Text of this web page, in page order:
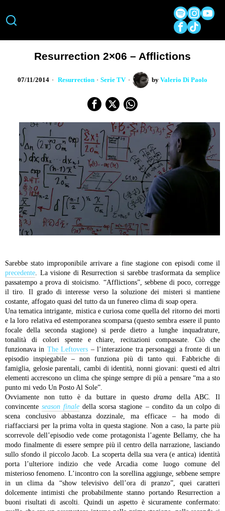
Resurrection 2×06 – Afflictions
07/11/2014 Resurrection · Serie TV by Valerio Di Paolo
Sarebbe stato improponibile arrivare a fine stagione con episodi come il
precedente . La visione di Resurrection si sarebbe trasformata da semplice
passatempo a prova di stoicismo. “Afflictions”, sebbene di poco, corregge
il tiro. Il grado di interesse verso la soluzione dei misteri si mantiene
costante, affogato quasi del tutto da un funereo clima di soap opera.
Una tematica intrigante, mistica e curiosa come quella del ritorno dei morti
e la loro relativa ed estemporanea scomparsa (questo sembra essere il punto
focale della seconda stagione) si perde dietro a lunghe inquadrature,
tonalità di colori spente e chiare, recitazioni compassate. Ciò che
funzionava in The Leftovers – l’interazione tra personaggi a fronte di un
episodio inspiegabile – non funziona più di tanto qui. Fabbriche di
famiglia, gelosie parentali, cambi di identità, nonni giovani: questi ed altri
elementi accrescono un clima che spinge sempre di più a pensare “ma a sto
punto mi vedo Un Posto Al Sole”.
Ovviamente non tutto è da buttare in questodrama della ABC. Il
convincenteseason finale della scorsa stagione – condito da un colpo di
scena conclusivo abbastanza dozzinale, ma efficace – ha modo di
riaffacciarsi per la prima volta in questa stagione. Non a caso, la parte più
scorrevole dell’episodio vede come protagonista l’agente Bellamy, che ha
modo finalmente di essere sempre più il centro della narrazione, lasciando
sullo sfondo il piccolo Jacob. La scoperta della sua vera (e antica) identità
porta l’ulteriore indizio che vede Arcadia come luogo comune del
misterioso fenomeno. L’incontro con la sorellina aggiunge, sebbene sempre
in un clima da “show televisivo dell’ora di pranzo”, quei caratteri
dolcemente intimisti che probabilmente stanno portando Resurrection a
buoni risultati di ascolti. Quindi un aspetto è sicuramente confermato: